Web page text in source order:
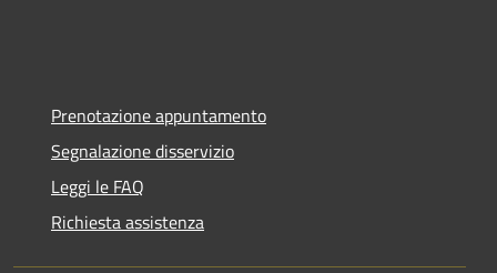
Prenotazione appuntamento
Segnalazione disservizio
Leggi le FAQ
Richiesta assistenza